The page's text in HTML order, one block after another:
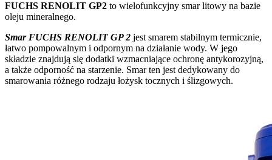
FUCHS RENOLIT GP2 to wielofunkcyjny smar litowy na bazie
oleju mineralnego.
Smar FUCHS RENOLIT GP 2 jest smarem stabilnym termicznie,
łatwo pompowalnym i odpornym na działanie wody. W jego
składzie znajdują się dodatki wzmacniające ochronę antykorozyjną,
a także odporność na starzenie. Smar ten jest dedykowany do
smarowania różnego rodzaju łożysk tocznych i ślizgowych.